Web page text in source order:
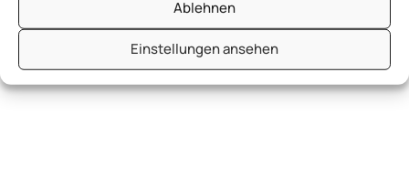
Ablehnen
Einstellungen ansehen